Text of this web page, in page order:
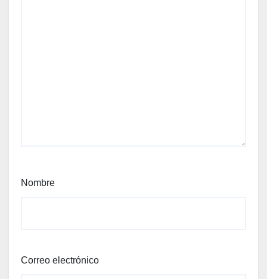
Nombre
Correo electrónico